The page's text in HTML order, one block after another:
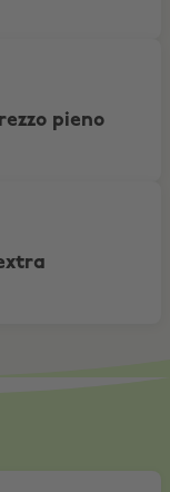
pieno
-10% con HP Store